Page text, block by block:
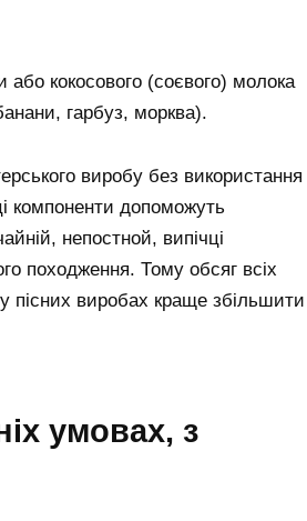
або кокосового (соєвого) молока
гарбуз, морква).
виробу без використання
компоненти допоможуть
непостной, випічці
походження. Тому обсяг всіх
пісних виробах краще збільшити
умовах, з